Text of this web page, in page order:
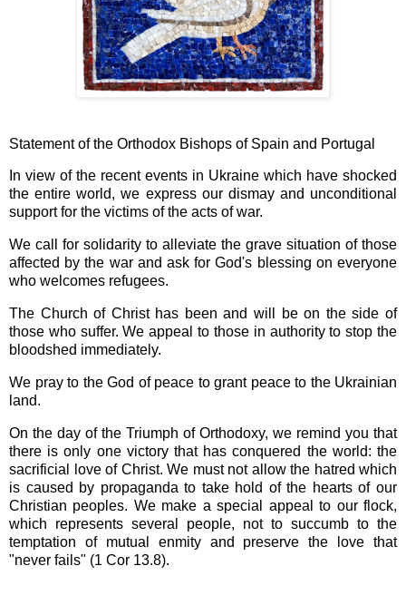
Statement of the Orthodox Bishops of Spain and Portugal
In view of the recent events in Ukraine which have shocked
the entire world, we express our dismay and unconditional
support for the victims of the acts of war.
We call for solidarity to alleviate the grave situation of those
affected by the war and ask for God's blessing on everyone
who welcomes refugees.
The Church of Christ has been and will be on the side of
those who suffer. We appeal to those in authority to stop the
bloodshed immediately.
We pray to the God of peace to grant peace to the Ukrainian
land.
On the day of the Triumph of Orthodoxy, we remind you that
there is only one victory that has conquered the world: the
sacrificial love of Christ. We must not allow the hatred which
is caused by propaganda to take hold of the hearts of our
Christian peoples. We make a special appeal to our flock,
which represents several people, not to succumb to the
temptation of mutual enmity and preserve the love that
"never fails" (1 Cor 13.8).